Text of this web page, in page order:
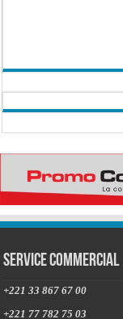
Service commercial
+221 33 867 67 00
+221 77 782 75 03